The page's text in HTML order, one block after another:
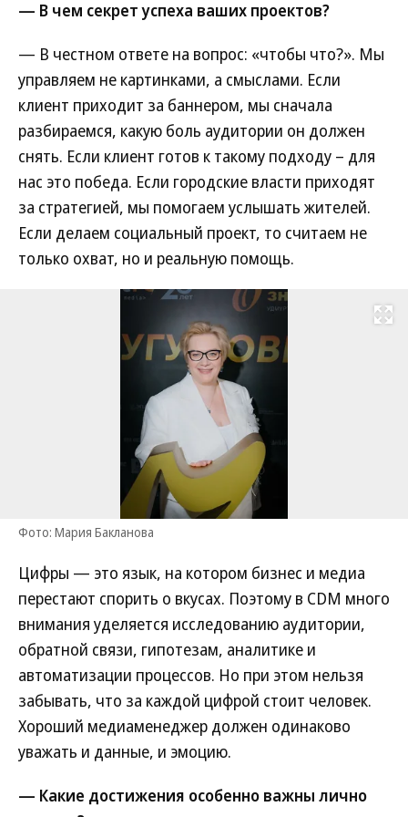
— В чем секрет успеха ваших проектов?
— В честном ответе на вопрос: «чтобы что?». Мы
управляем не картинками, а смыслами. Если
клиент приходит за баннером, мы сначала
разбираемся, какую боль аудитории он должен
снять. Если клиент готов к такому подходу – для
нас это победа. Если городские власти приходят
за стратегией, мы помогаем услышать жителей.
Если делаем социальный проект, то считаем не
только охват, но и реальную помощь.
Развернуть
Фото: Мария Бакланова
Цифры — это язык, на котором бизнес и медиа
перестают спорить о вкусах. Поэтому в CDM много
внимания уделяется исследованию аудитории,
обратной связи, гипотезам, аналитике и
автоматизации процессов. Но при этом нельзя
забывать, что за каждой цифрой стоит человек.
Хороший медиаменеджер должен одинаково
уважать и данные, и эмоцию.
— Какие достижения особенно важны лично